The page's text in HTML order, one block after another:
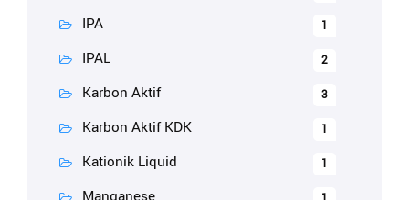
IPA 1
IPAL 2
Karbon Aktif 3
Karbon Aktif KDK 1
Kationik Liquid 1